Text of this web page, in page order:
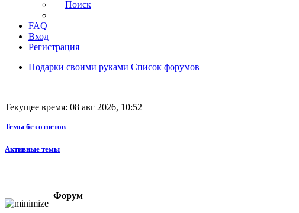
Поиск
FAQ
Вход
Регистрация
Подарки своими руками Список форумов
Текущее время: 08 авг 2026, 10:52
Темы без ответов
Активные темы
Форум